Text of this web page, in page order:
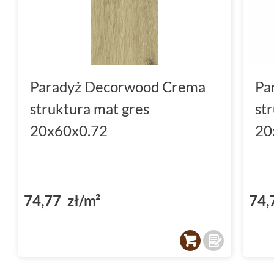
Paradyż Decorwood Crema
struktura mat gres
20x60x0.72
74,77 zł/m²